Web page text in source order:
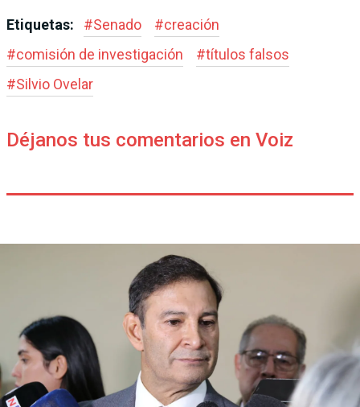
Etiquetas: #Senado #creación
#comisión de investigación #títulos falsos
#Silvio Ovelar
Déjanos tus comentarios en Voiz